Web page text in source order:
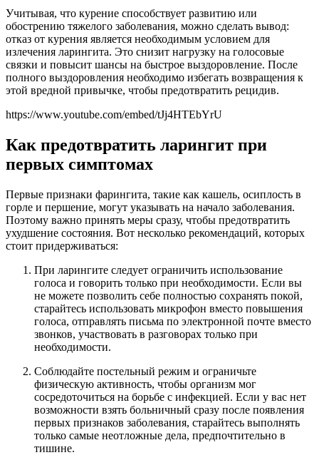
Учитывая, что курение способствует развитию или
обострению тяжелого заболевания, можно сделать вывод:
отказ от курения является необходимым условием для
излечения ларингита. Это снизит нагрузку на голосовые
связки и повысит шансы на быстрое выздоровление. После
полного выздоровления необходимо избегать возвращения к
этой вредной привычке, чтобы предотвратить рецидив.
https://www.youtube.com/embed/tJj4HTEbYrU
Как предотвратить ларингит при
первых симптомах
Первые признаки фарингита, такие как кашель, осиплость в
горле и першение, могут указывать на начало заболевания.
Поэтому важно принять меры сразу, чтобы предотвратить
ухудшение состояния. Вот несколько рекомендаций, которых
стоит придерживаться:
При ларингите следует ограничить использование
голоса и говорить только при необходимости. Если вы
не можете позволить себе полностью сохранять покой,
старайтесь использовать микрофон вместо повышения
голоса, отправлять письма по электронной почте вместо
звонков, участвовать в разговорах только при
необходимости.
Соблюдайте постельный режим и ограничьте
физическую активность, чтобы организм мог
сосредоточиться на борьбе с инфекцией. Если у вас нет
возможности взять больничный сразу после появления
первых признаков заболевания, старайтесь выполнять
только самые неотложные дела, предпочтительно в
тишине.